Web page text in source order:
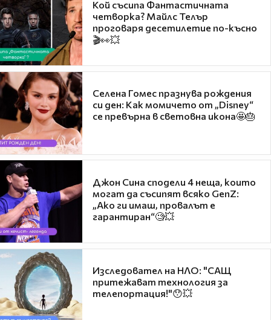
Кой съсипа Фантастичната
четворка? Майлс Телър
проговаря десетилетие по-късно
🎬👀💥
Селена Гомес празнува рождения
си ден: Как момичето от „Disney“
се превърна в световна икона🤩🎂
Джон Сина сподели 4 неща, които
могат да съсипят всяко GenZ:
„Ако ги имаш, провалът е
гарантиран“🧐💥
Изследовател на НЛО: "САЩ
притежават технология за
телепортация!"😯💥